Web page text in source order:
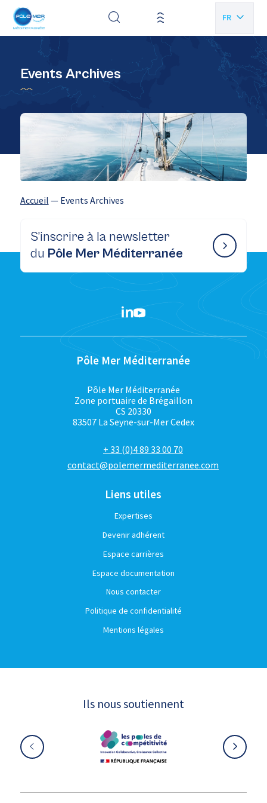
FR
Events Archives
Accueil — Events Archives
S’inscrire à la newsletter
du Pôle Mer Méditerranée
Pôle Mer Méditerranée
Pôle Mer Méditerranée
Zone portuaire de Brégaillon
CS 20330
83507 La Seyne-sur-Mer Cedex
+ 33 (0)4 89 33 00 70
contact@polemermediterranee.com
Liens utiles
Expertises
Devenir adhérent
Espace carrières
Espace documentation
Nous contacter
Politique de confidentialité
Mentions légales
Ils nous soutiennent
Panneau de gestion des cookies